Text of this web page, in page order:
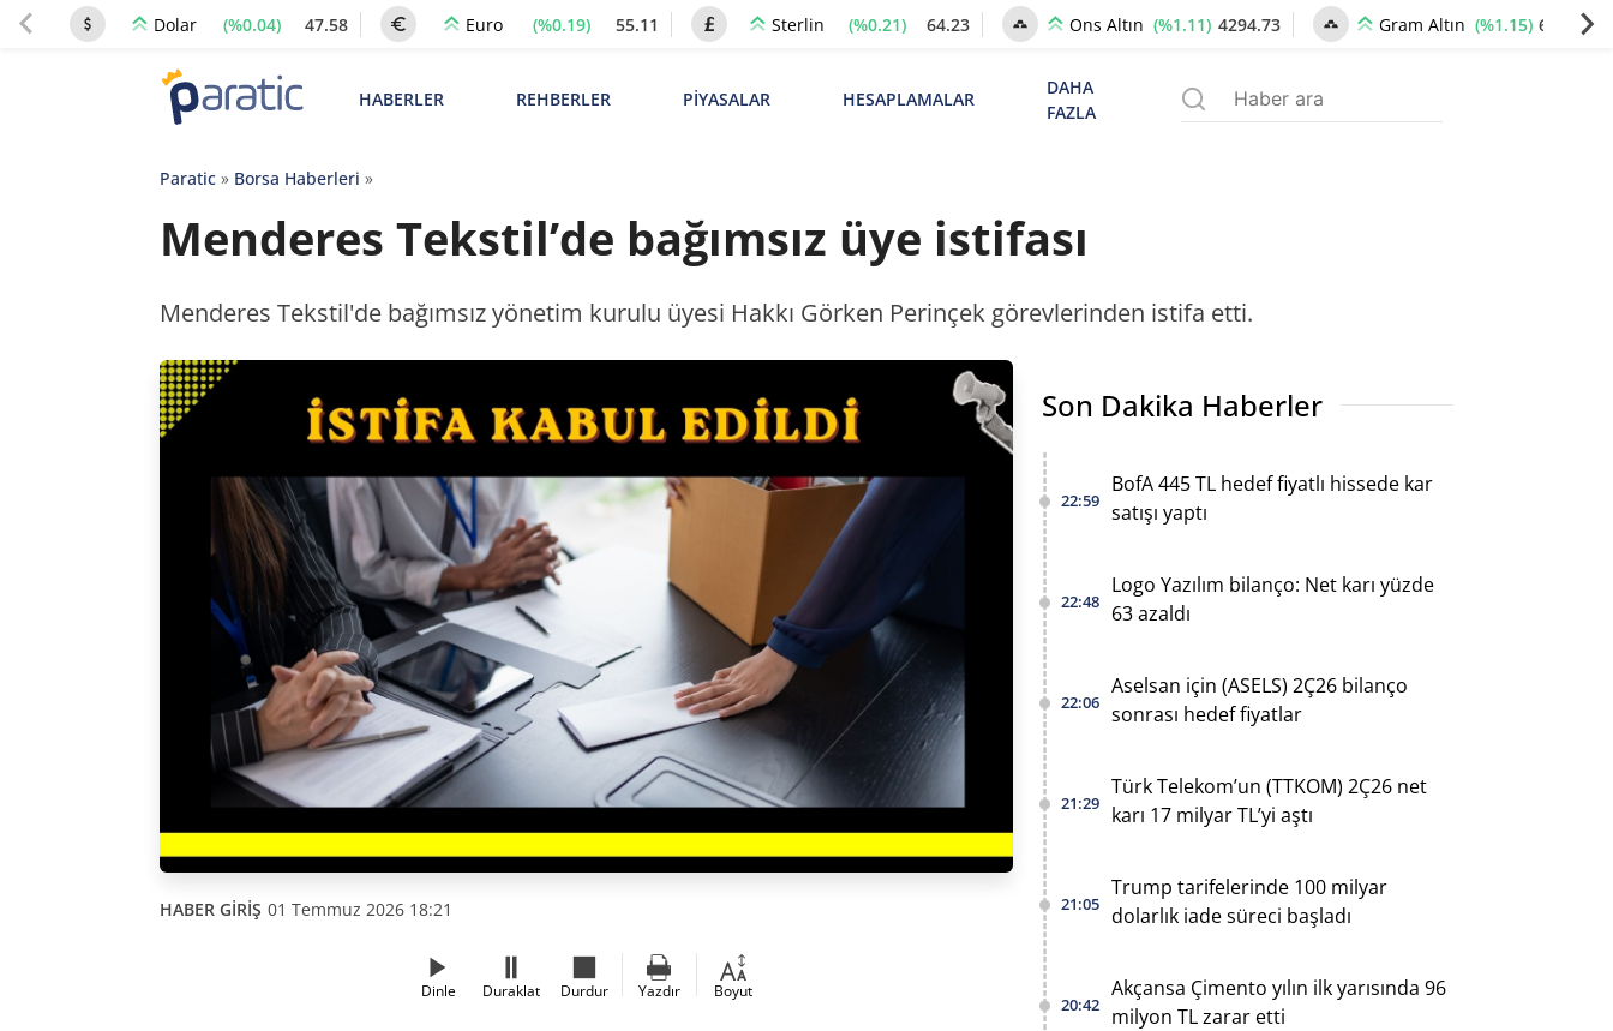
Dolar (%0.04) 47.58 Euro (%0.19) 55.11 Sterlin (%0.21) 64.23 Ons Altın (%1.11) 4294.73 Gram Altın (%1.15) 6570.85
HABERLER REHBERLER PİYASALAR HESAPLAMALAR
DAHA
FAZLA
Paratic» Borsa Haberleri »
Menderes Tekstil’de bağımsız üye istifası
Menderes Tekstil'de bağımsız yönetim kurulu üyesi Hakkı Görken Perinçek görevlerinden istifa etti.
HABER GİRİŞ 01 Temmuz 2026 18:21
Dinle Duraklat Durdur Yazdır Boyut
Son Dakika Haberler
22:59
BofA 445 TL hedef fiyatlı hissede kar
satışı yaptı
22:48
Logo Yazılım bilanço: Net karı yüzde
63 azaldı
22:06
Aselsan için (ASELS) 2Ç26 bilanço
sonrası hedef fiyatlar
21:29
Türk Telekom’un (TTKOM) 2Ç26 net
karı 17 milyar TL’yi aştı
21:05
Trump tarifelerinde 100 milyar
dolarlık iade süreci başladı
20:42
Akçansa Çimento yılın ilk yarısında 96
milyon TL zarar etti